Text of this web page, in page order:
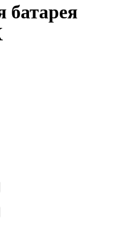
батарея